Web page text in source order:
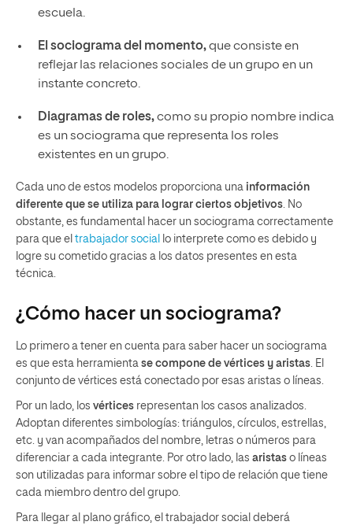
escuela.
El sociograma del momento,que consiste en
reflejar las relaciones sociales de un grupo en un
instante concreto.
Diagramas de roles,como su propio nombre indica
es un sociograma que representa los roles
existentes en un grupo.
Cada uno de estos modelos proporciona una información
diferente que se utiliza para lograr ciertos objetivos. No
obstante, es fundamental hacer un sociograma correctamente
para que el trabajador social
lo interprete como es debido y
logre su cometido gracias a los datos presentes en esta
técnica.
¿Cómo hacer un sociograma?
Lo primero a tener en cuenta para saber hacer un sociograma
es que esta herramienta se compone de vértices y aristas. El
conjunto de vértices está conectado por esas aristas o líneas.
Por un lado, los vértices representan los casos analizados.
Adoptan diferentes simbologías: triángulos, círculos, estrellas,
etc. y van acompañados del nombre, letras o números para
diferenciar a cada integrante. Por otro lado, las aristas o líneas
son utilizadas para informar sobre el tipo de relación que tiene
cada miembro dentro del grupo.
Para llegar al plano gráfico, el trabajador social deberá